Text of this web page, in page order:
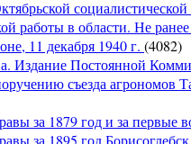
работы в области. Не ранее
11 декабря 1940 г. (4082)
Постоянной
съезда агрономов
за 1879 год и за первые
за 1895